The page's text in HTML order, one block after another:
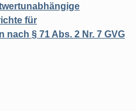
für
§ 71 Abs. 2 Nr. 7 GVG